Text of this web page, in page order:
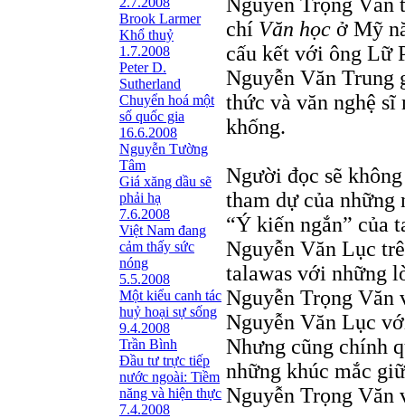
Brook Larmer
Khổ thuỷ
1.7.2008
Peter D.
Sutherland
Chuyển hoá một
số quốc gia
16.6.2008
Nguyễn Tường
Tâm
Giá xăng dầu sẽ
phải hạ
7.6.2008
Việt Nam đang
cảm thấy sức
nóng
5.5.2008
Một kiểu canh tác
huỷ hoại sự sống
9.4.2008
Trần Bình
Đầu tư trực tiếp
nước ngoài: Tiềm
năng và hiện thực
7.4.2008
chí Văn học ở Mỹ
cấu kết với ông Lữ
Nguyễn Văn Trung
thức và văn nghệ sĩ
khống.
Người đọc sẽ
tham dự của những
“Ý kiến ngắn” của
Nguyễn Văn Lục
talawas với những
Nguyễn Trọng Văn
Nguyễn Văn Lục
Nhưng cũng chính
những khúc mắc
Nguyễn Trọng Văn